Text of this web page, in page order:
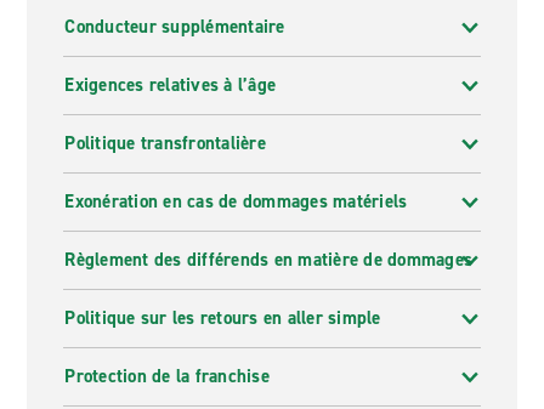
Conducteur supplémentaire
Exigences relatives à l’âge
Politique transfrontalière
Exonération en cas de dommages matériels
Règlement des différends en matière de dommages
Politique sur les retours en aller simple
Protection de la franchise